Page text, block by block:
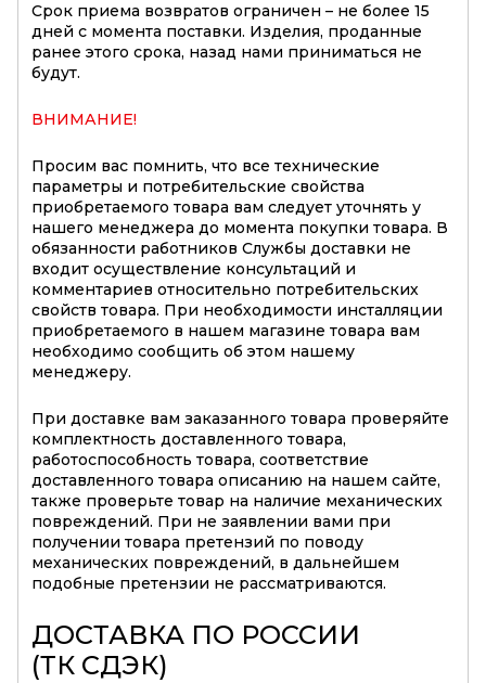
Срок приема возвратов ограничен – не более 15
дней с момента поставки. Изделия, проданные
ранее этого срока, назад нами приниматься не
будут.
ВНИМАНИЕ!
Просим вас помнить, что все технические
параметры и потребительские свойства
приобретаемого товара вам следует уточнять у
нашего менеджера до момента покупки товара. В
обязанности работников Службы доставки не
входит осуществление консультаций и
комментариев относительно потребительских
свойств товара. При необходимости инсталляции
приобретаемого в нашем магазине товара вам
необходимо сообщить об этом нашему
менеджеру.
При доставке вам заказанного товара проверяйте
комплектность доставленного товара,
работоспособность товара, соответствие
доставленного товара описанию на нашем сайте,
также проверьте товар на наличие механических
повреждений. При не заявлении вами при
получении товара претензий по поводу
механических повреждений, в дальнейшем
подобные претензии не рассматриваются.
ДОСТАВКА ПО РОССИИ
(ТК СДЭК)